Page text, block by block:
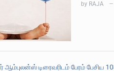
by RAJA —